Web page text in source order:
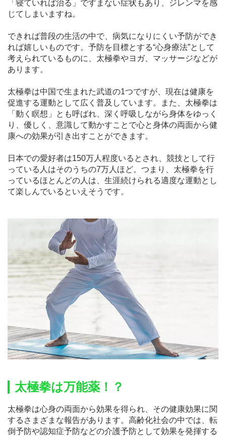
「寝ていれば治る」ですまない症状もあり、ジレンマを感
じてしまいますね。
できれば普段の生活の中で、病気になりにくい予防ができ
れば嬉しいものです。予防を目標とする“心身療法”として
考えられているものに、太極拳やヨガ、マッサージなどが
あります。
太極拳は中国で生まれた武道の1つですが、現在は健康を
促進する運動として広く普及しています。また、太極拳は
「動く瞑想」とも呼ばれ、深く呼吸しながら身体をゆっく
り、優しく、意識して動かすことで心と身体の両面から健
康への効果が引き出すことができます。
日本での愛好者は150万人程度いるとされ、競技として行
っている人はそのうちの7万人ほど。つまり、太極拳を行
っているほとんどの人は、生涯続けられる適度な運動とし
て楽しんでいるといえそうです。
太極拳は万能薬！？
太極拳は心身の両面から効果を得られ、その健康効果に関
するさまざまな報告があります。高齢化社会の中では、転
倒予防や認知症予防などの介護予防として効果を発揮する